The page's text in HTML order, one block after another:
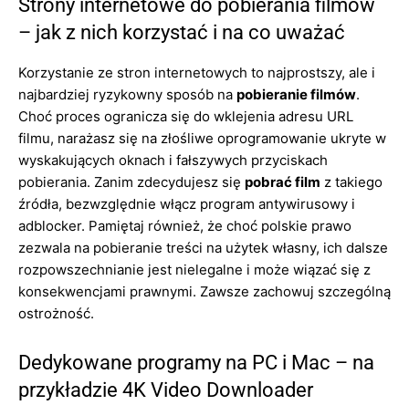
Strony internetowe do pobierania filmów
– jak z nich korzystać i na co uważać
Korzystanie ze stron internetowych to najprostszy, ale i
najbardziej ryzykowny sposób na pobieranie filmów.
Choć proces ogranicza się do wklejenia adresu URL
filmu, narażasz się na złośliwe oprogramowanie ukryte w
wyskakujących oknach i fałszywych przyciskach
pobierania. Zanim zdecydujesz się pobrać film z takiego
źródła, bezwzględnie włącz program antywirusowy i
adblocker. Pamiętaj również, że choć polskie prawo
zezwala na pobieranie treści na użytek własny, ich dalsze
rozpowszechnianie jest nielegalne i może wiązać się z
konsekwencjami prawnymi. Zawsze zachowuj szczególną
ostrożność.
Dedykowane programy na PC i Mac – na
przykładzie 4K Video Downloader